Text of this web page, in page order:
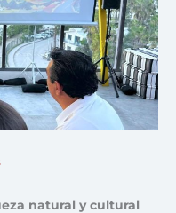
natural y cultural